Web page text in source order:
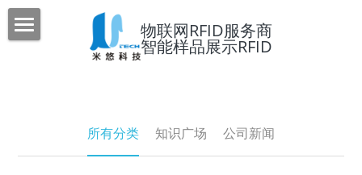
物联网RFID服务商
智能样品展示RFID
公司简介
智能样品展示事业部
所有分类 知识广场 公司新闻
博客分类